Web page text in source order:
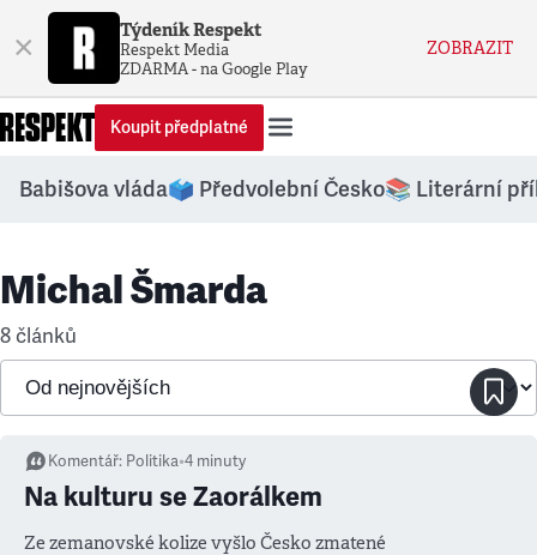
× Týdeník Respekt
Respekt Media
ZDARMA - na Google Play
ZOBRAZIT
Koupit předplatné
Babišova vláda🗳️ Předvolební Česko📚 Literární
Michal Šmarda
8 článků
Komentář: Politika•4 minuty
Na kulturu se Zaorálkem
Ze zemanovské kolize vyšlo Česko zmatené